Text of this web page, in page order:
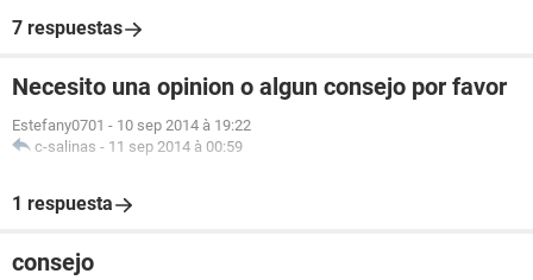
7 respuestas
Necesito una opinion o algun consejo por favor
Estefany0701 - 10 sep 2014 à 19:22
c-salinas - 11 sep 2014 à 00:59
1 respuesta
consejo